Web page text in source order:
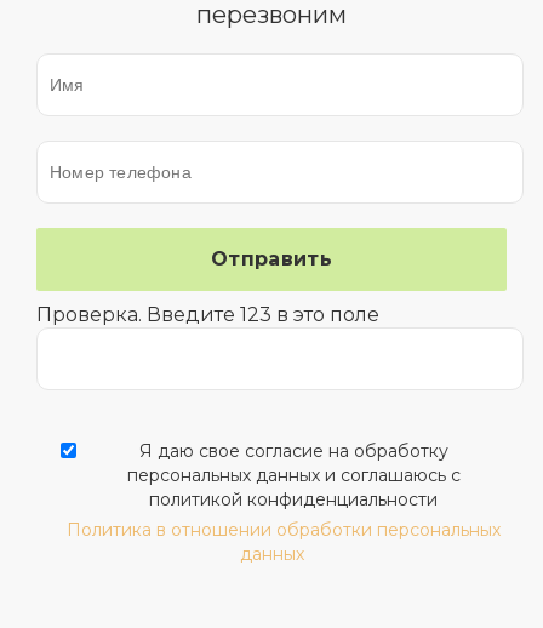
перезвоним
Проверка. Введите 123 в это поле
Я даю свое согласие на обработку
персональных данных и соглашаюсь с
политикой конфиденциальности
Политика в отношении обработки персональных
данных